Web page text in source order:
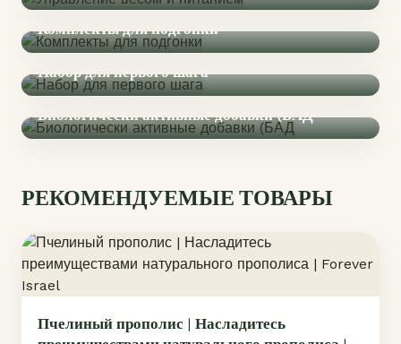
Комплекты для подгонки
Набор для первого шага
Биологически активные добавки (БАД
РЕКОМЕНДУЕМЫЕ ТОВАРЫ
Пчелиный прополис | Насладитесь